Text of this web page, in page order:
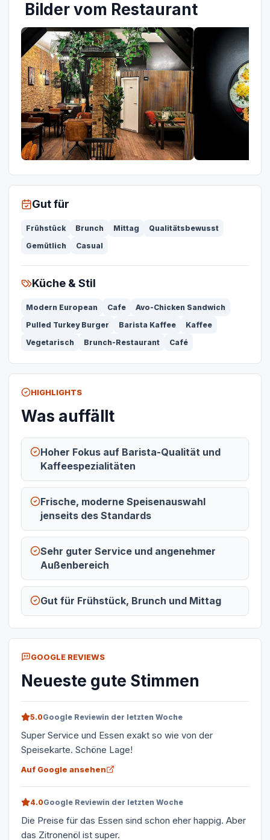
Bilder vom Restaurant
Gut für
Frühstück Brunch Mittag
Qualitätsbewusst
Gemütlich
Casual
Küche & Stil
Modern European Cafe
Avo-Chicken Sandwich
Pulled Turkey Burger
Barista Kaffee
Kaffee
Vegetarisch
Brunch-Restaurant Café
HIGHLIGHTS
Was auffällt
Hoher Fokus auf Barista-Qualität und
Kaffeespezialitäten
Frische, moderne Speisenauswahl
jenseits des Standards
Sehr guter Service und angenehmer
Außenbereich
Gut für Frühstück, Brunch und Mittag
GOOGLE REVIEWS
Neueste gute Stimmen
5.0Google Reviewin der letzten Woche
Super Service und Essen exakt so wie von der
Speisekarte. Schöne Lage!
Auf Google ansehen
4.0Google Reviewin der letzten Woche
Die Preise für das Essen sind schon eher happig. Aber
das Zitronenöl ist super.